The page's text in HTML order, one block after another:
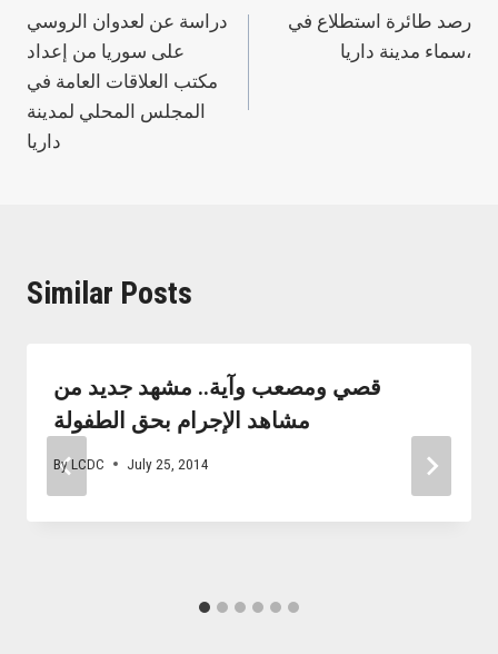
navigation
دراسة عن لعدوان الروسي
على سوريا من إعداد
مكتب العلاقات العامة في
المجلس المحلي لمدينة
داريا
رصد طائرة استطلاع في
سماء مدينة داريا،
Similar Posts
قصي ومصعب وآية.. مشهد جديد من
مشاهد الإجرام بحق الطفولة
ByLCDC July 25, 2014